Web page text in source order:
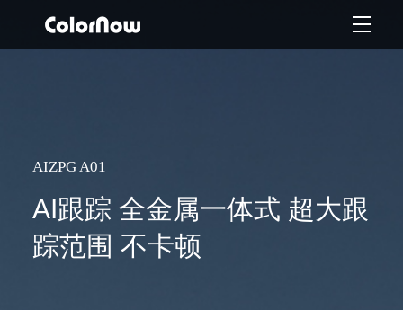
AIZPG A01
AI跟踪 全金属一体式 超大跟
踪范围 不卡顿